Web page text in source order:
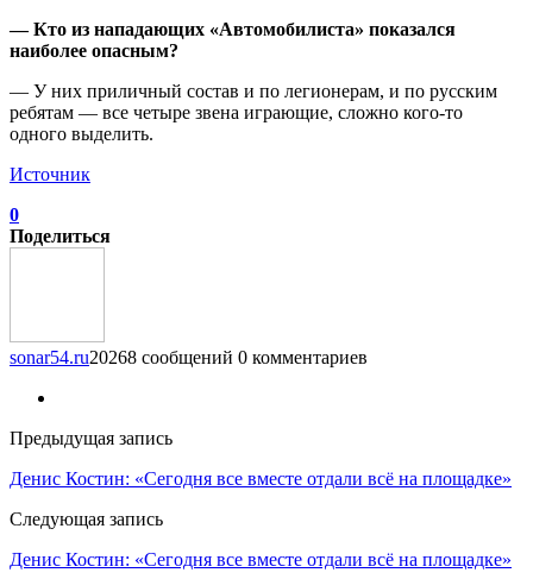
— Кто из нападающих «Автомобилиста» показался
наиболее опасным?
— У них приличный состав и по легионерам, и по русским
ребятам — все четыре звена играющие, сложно кого-то
одного выделить.
Источник
0
Поделиться
sonar54.ru20268 сообщений 0 комментариев
Предыдущая запись
Денис Костин: «Сегодня все вместе отдали всё на площадке»
Следующая запись
Денис Костин: «Сегодня все вместе отдали всё на площадке»